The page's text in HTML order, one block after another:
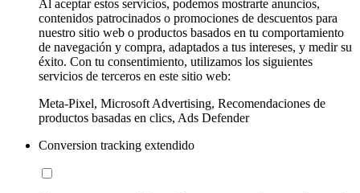
Al aceptar estos servicios, podemos mostrarte anuncios,
contenidos patrocinados o promociones de descuentos para
nuestro sitio web o productos basados en tu comportamiento
de navegación y compra, adaptados a tus intereses, y medir su
éxito. Con tu consentimiento, utilizamos los siguientes
servicios de terceros en este sitio web:
Meta-Pixel, Microsoft Advertising, Recomendaciones de
productos basadas en clics, Ads Defender
Conversion tracking extendido